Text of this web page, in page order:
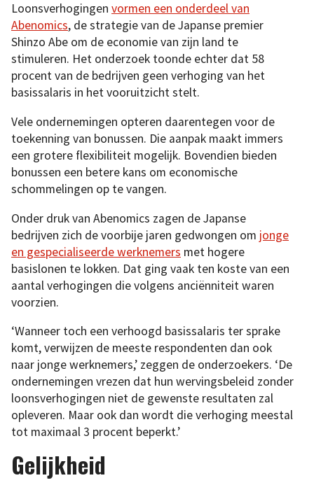
Loonsverhogingen vormen een onderdeel van
Abenomics, de strategie van de Japanse premier
Shinzo Abe om de economie van zijn land te
stimuleren. Het onderzoek toonde echter dat 58
procent van de bedrijven geen verhoging van het
basissalaris in het vooruitzicht stelt.
Vele ondernemingen opteren daarentegen voor de
toekenning van bonussen. Die aanpak maakt immers
een grotere flexibiliteit mogelijk. Bovendien bieden
bonussen een betere kans om economische
schommelingen op te vangen.
Onder druk van Abenomics zagen de Japanse
bedrijven zich de voorbije jaren gedwongen om jonge
en gespecialiseerde werknemers met hogere
basislonen te lokken. Dat ging vaak ten koste van een
aantal verhogingen die volgens anciënniteit waren
voorzien.
‘Wanneer toch een verhoogd basissalaris ter sprake
komt, verwijzen de meeste respondenten dan ook
naar jonge werknemers,’ zeggen de onderzoekers. ‘De
ondernemingen vrezen dat hun wervingsbeleid zonder
loonsverhogingen niet de gewenste resultaten zal
opleveren. Maar ook dan wordt die verhoging meestal
tot maximaal 3 procent beperkt.’
Gelijkheid